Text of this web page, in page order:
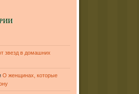
звезд в домашних
О женщинах, которые